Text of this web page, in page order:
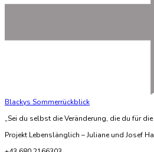
Blackys Sommerrückblick
„Sei du selbst die Veränderung, die du für
Projekt Lebenslänglich – Juliane und Josef